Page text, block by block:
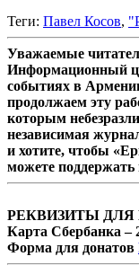
Теги: Павел Косов,
Уважаемые
Информационный
событиях в
продолжаем эту
которым
независимая
и хотите, чтобы
можете
РЕКВИЗИТЫ ДЛЯ
Карта Сбербанка –
Форма для донатов